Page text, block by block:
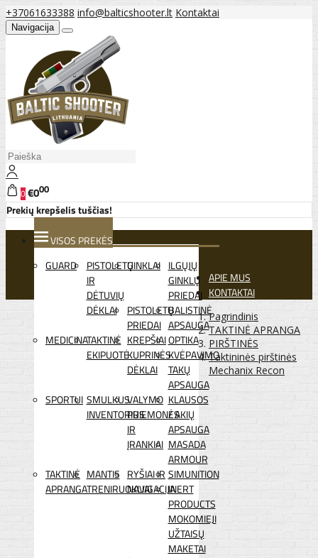
+37061633388 info@balticshooter.lt Kontaktai
Navigacija
0€000
Prekių krepšelis tuščias!
VISOS PREKĖS
GUARD
PISTOLETŲ
IR
DĖTUVIŲ
DĖKLAI
GINKLAI ILGŲJŲ
GINKLŲ
PRIEDAI
PISTOLETŲ
PRIEDAI
BALISTINĖ
APSAUGA
MEDICINATAKTINĖ
EKIPUOTĖ
KREPŠIAI
KUPRINĖS
DĖKLAI
OPTIKA
KVĖPAVIMO
TAKŲ
APSAUGA
SPORTUI SMULKUS
INVENTORIUS
VALYMO
PRIEMONĖS
IR
ĮRANKIAI
KLAUSOS
/ AKIŲ
APSAUGA
MASADA
ARMOUR
TAKTINĖ
APRANGA
MANTIS
TRENIRUOKLIAI
RYŠIAI IR
NAVIGACIJA
SIMUNITION
INERT
PRODUCTS
MOKOMIEJI
UŽTAISŲ
MAKETAI
APIE MUS
KONTAKTAI
Pagrindinis
TAKTINĖ APRANGA
PIRŠTINĖS
Taktininės pirštinės
Mechanix Recon